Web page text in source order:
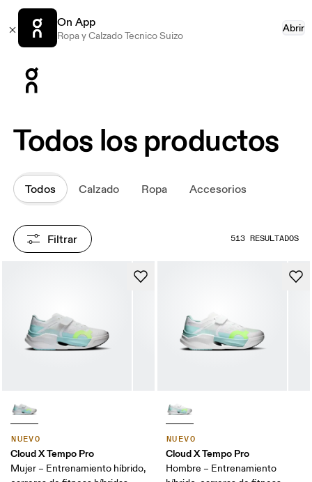
On App
Ropa y Calzado Tecnico Suizo
Abrir
Todos los productos
Todos Calzado Ropa Accesorios
Filtrar 513 RESULTADOS
NUEVO
Cloud X Tempo Pro
Mujer – Entrenamiento híbrido,
NUEVO
Cloud X Tempo Pro
Hombre – Entrenamiento